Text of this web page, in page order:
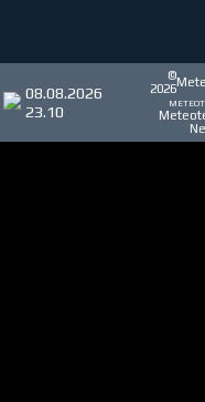
08.08.2026
23.10
©
2026